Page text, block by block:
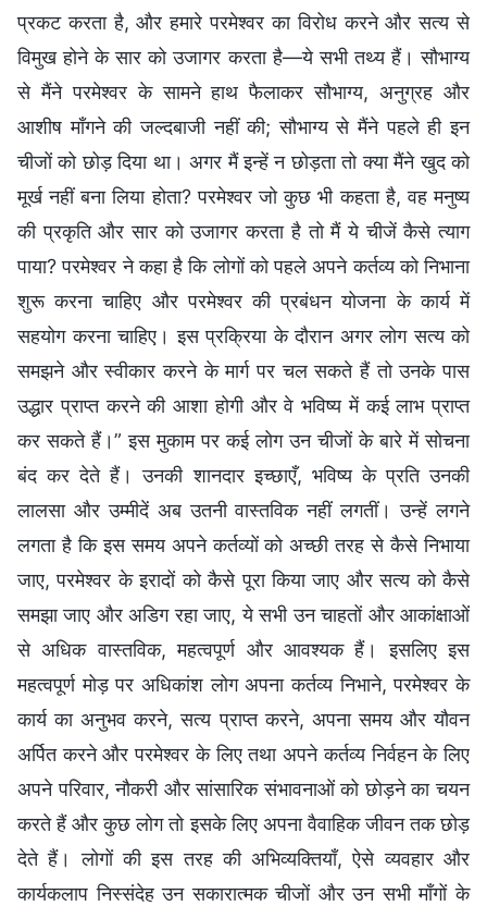
प्रकट करता है, और हमारे परमेश्वर का विरोध करने और सत्य से
विमुख होने के सार को उजागर करता है—ये सभी तथ्य हैं। सौभाग्य
से मैंने परमेश्वर के सामने हाथ फैलाकर सौभाग्य, अनुग्रह और
आशीष माँगने की जल्दबाजी नहीं की; सौभाग्य से मैंने पहले ही इन
चीजों को छोड़ दिया था। अगर मैं इन्हें न छोड़ता तो क्या मैंने खुद को
मूर्ख नहीं बना लिया होता? परमेश्वर जो कुछ भी कहता है, वह मनुष्य
की प्रकृति और सार को उजागर करता है तो मैं ये चीजें कैसे त्याग
पाया? परमेश्वर ने कहा है कि लोगों को पहले अपने कर्तव्य को निभाना
शुरू करना चाहिए और परमेश्वर की प्रबंधन योजना के कार्य में
सहयोग करना चाहिए। इस प्रक्रिया के दौरान अगर लोग सत्य को
समझने और स्वीकार करने के मार्ग पर चल सकते हैं तो उनके पास
उद्धार प्राप्त करने की आशा होगी और वे भविष्य में कई लाभ प्राप्त
कर सकते हैं।” इस मुकाम पर कई लोग उन चीजों के बारे में सोचना
बंद कर देते हैं। उनकी शानदार इच्छाएँ, भविष्य के प्रति उनकी
लालसा और उम्मीदें अब उतनी वास्तविक नहीं लगतीं। उन्हें लगने
लगता है कि इस समय अपने कर्तव्यों को अच्छी तरह से कैसे निभाया
जाए, परमेश्वर के इरादों को कैसे पूरा किया जाए और सत्य को कैसे
समझा जाए और अडिग रहा जाए, ये सभी उन चाहतों और आकांक्षाओं
से अधिक वास्तविक, महत्वपूर्ण और आवश्यक हैं। इसलिए इस
महत्वपूर्ण मोड़ पर अधिकांश लोग अपना कर्तव्य निभाने, परमेश्वर के
कार्य का अनुभव करने, सत्य प्राप्त करने, अपना समय और यौवन
अर्पित करने और परमेश्वर के लिए तथा अपने कर्तव्य निर्वहन के लिए
अपने परिवार, नौकरी और सांसारिक संभावनाओं को छोड़ने का चयन
करते हैं और कुछ लोग तो इसके लिए अपना वैवाहिक जीवन तक छोड़
देते हैं। लोगों की इस तरह की अभिव्यक्तियाँ, ऐसे व्यवहार और
कार्यकलाप निस्संदेह उन सकारात्मक चीजों और उन सभी माँगों के